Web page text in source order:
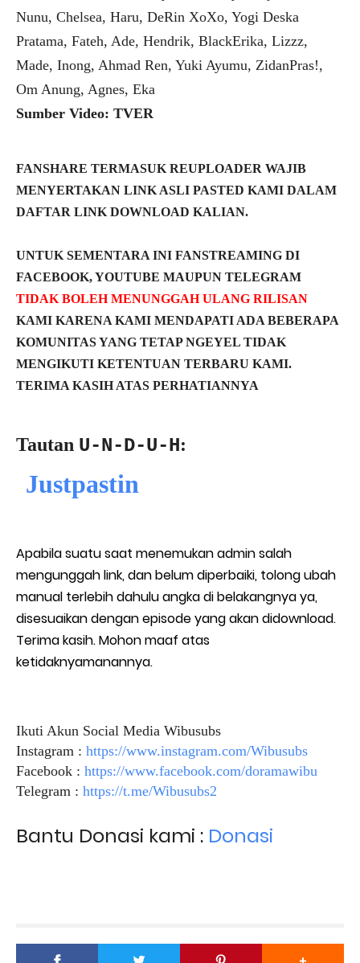
Nunu, Chelsea, Haru, DeRin XoXo, Yogi Deska
Pratama, Fateh, Ade, Hendrik, BlackErika, Lizzz,
Made, Inong, Ahmad Ren, Yuki Ayumu, ZidanPras!,
Om Anung, Agnes, Eka
Sumber Video: TVER
FANSHARE TERMASUK REUPLOADER WAJIB
MENYERTAKAN LINK ASLI PASTED KAMI DALAM
DAFTAR LINK DOWNLOAD KALIAN.
UNTUK SEMENTARA INI FANSTREAMING DI
FACEBOOK, YOUTUBE MAUPUN TELEGRAM
TIDAK BOLEH MENUNGGAH ULANG RILISAN
KAMI KARENA KAMI MENDAPATI ADA BEBERAPA
KOMUNITAS YANG TETAP NGEYEL TIDAK
MENGIKUTI KETENTUAN TERBARU KAMI.
TERIMA KASIH ATAS PERHATIANNYA
Tautan U-N-D-U-H:
Justpastin
Apabila suatu saat menemukan admin salah
mengunggah link, dan belum diperbaiki, tolong ubah
manual terlebih dahulu angka di belakangnya ya,
disesuaikan dengan episode yang akan didownload.
Terima kasih. Mohon maaf atas
ketidaknyamanannya.
Ikuti Akun Social Media Wibusubs
Instagram : https://www.instagram.com/Wibusubs
Facebook : https://www.facebook.com/doramawibu
Telegram : https://t.me/Wibusubs2
Bantu Donasi kami : Donasi